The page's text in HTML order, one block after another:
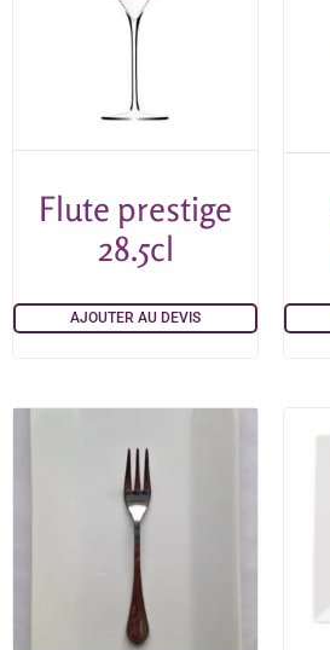
Flute prestige
28.5cl
AJOUTER AU DEVIS